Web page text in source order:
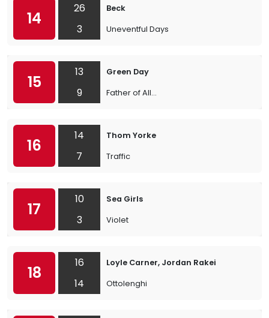
14
26
3
Beck
Uneventful Days
15
13
9
Green Day
Father of All...
16
14
7
Thom Yorke
Traffic
17
10
3
Sea Girls
Violet
18
16
14
Loyle Carner, Jordan Rakei
Ottolenghi